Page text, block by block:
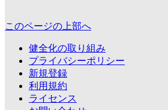
このページの上部へ
健全化の取り組み
プライバシーポリシー
新規登録
利用規約
ライセンス